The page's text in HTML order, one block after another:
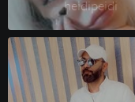
heidipeidi